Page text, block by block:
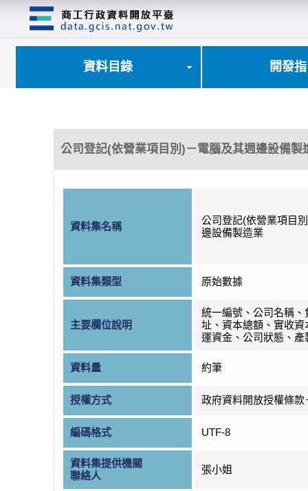
資料目錄 開發
公司登記(依營業項目別)－電腦及其週邊設備製
資料集名稱
公司登記(依營業項目
邊設備製造業
資料集類型 原始數據
主要欄位說明
統一編號、公司名稱、
址、資本總額、實收資
運資金、公司狀態、產
資料量 約筆
授權方式 政府資料開放授權條款
編碼格式 UTF-8
資料集提供機關
聯絡人
張小姐